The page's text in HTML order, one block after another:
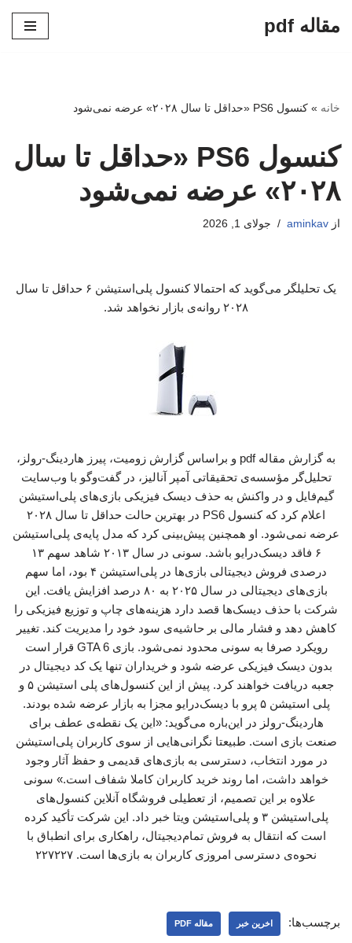
مقاله pdf
خانه » کنسول PS6 «حداقل تا سال ۲۰۲۸» عرضه نمی‌شود
کنسول PS6 «حداقل تا سال
۲۰۲۸» عرضه نمی‌شود
از aminkav جولای 1, 2026
یک تحلیلگر می‌گوید که احتمالا کنسول پلی‌استیشن ۶ حداقل تا سال
۲۰۲۸ روانه‌ی بازار نخواهد شد.
به گزارش مقاله pdf و براساس گزارش زومیت، پیرز هاردینگ-رولز،
تحلیل‌گر مؤسسه‌ی تحقیقاتی آمپر آنالیز، در گفت‌وگو با وب‌سایت
گیم‌فایل و در واکنش به حذف دیسک فیزیکی بازی‌های پلی‌استیشن
اعلام کرد که کنسول PS6 در بهترین حالت حداقل تا سال ۲۰۲۸
عرضه نمی‌شود. او همچنین پیش‌بینی کرد که مدل پایه‌ی پلی‌استیشن
۶ فاقد دیسک‌درایو باشد. سونی در سال ۲۰۱۳ شاهد سهم ۱۳
درصدی فروش دیجیتالی بازی‌ها در پلی‌استیشن ۴ بود، اما سهم
بازی‌های دیجیتالی در سال ۲۰۲۵ به ۸۰ درصد افزایش یافت. این
شرکت با حذف دیسک‌ها قصد دارد هزینه‌های چاپ و توزیع فیزیکی را
کاهش دهد و فشار مالی بر حاشیه‌ی سود خود را مدیریت کند. تغییر
رویکرد صرفا به سونی محدود نمی‌شود. بازی GTA 6 قرار است
بدون دیسک فیزیکی عرضه شود و خریداران تنها یک کد دیجیتال در
جعبه دریافت خواهند کرد. پیش از این کنسول‌های پلی‌ استیشن ۵ و
پلی‌ استیشن ۵ پرو با دیسک‌درایو مجزا به بازار عرضه شده بودند.
هاردینگ-رولز در این‌باره می‌گوید: «این یک نقطه‌ی عطف برای
صنعت بازی است. طبیعتا نگرانی‌هایی از سوی کاربران پلی‌استیشن
در مورد انتخاب، دسترسی به بازی‌های قدیمی و حفظ آثار وجود
خواهد داشت، اما روند خرید کاربران کاملا شفاف است.» سونی
علاوه بر این تصمیم، از تعطیلی فروشگاه‌ آنلاین کنسول‌های
پلی‌استیشن ۳ و پلی‌استیشن ویتا خبر داد. این شرکت تأکید کرده
است که انتقال به فروش تمام‌دیجیتال، راهکاری برای انطباق با
نحوه‌ی دسترسی امروزی کاربران به بازی‌ها است. ۲۲۷۲۲۷
برچسب‌ها: اخرین خبر مقاله PDF